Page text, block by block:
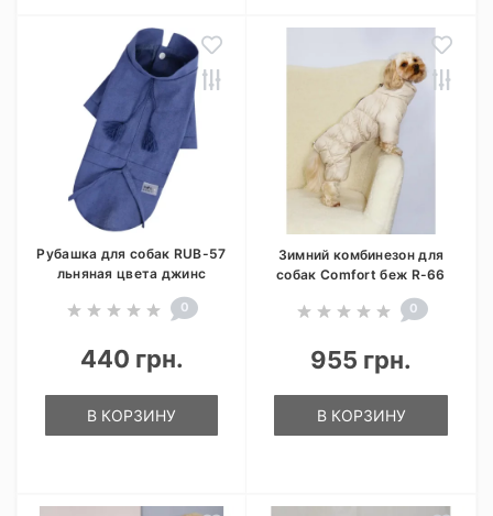
Рубашка для собак RUB-57
льняная цвета джинс
0
440 грн.
В КОРЗИНУ
Зимний комбинезон для
собак Comfort беж R-66
0
955 грн.
В КОРЗИНУ